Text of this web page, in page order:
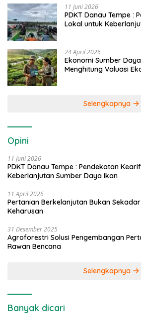
11 Juni 2026
PDKT Danau Tempe :
Lokal untuk
24 April 2026
Ekonomi Sumber
Menghitung Valuasi
Selengkapnya
Opini
11 Juni 2026
PDKT Danau Tempe : Pendekatan
Keberlanjutan Sumber Daya Ikan
11 April 2026
Pertanian Berkelanjutan Bukan
Keharusan
31 Desember 2025
Agroforestri Solusi Pengembangan
Rawan Bencana
Selengkapnya
Banyak dicari